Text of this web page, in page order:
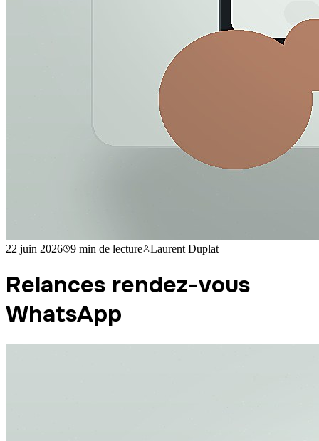
22 juin 2026 9 min de lecture Laurent Duplat
Relances rendez-vous
WhatsApp